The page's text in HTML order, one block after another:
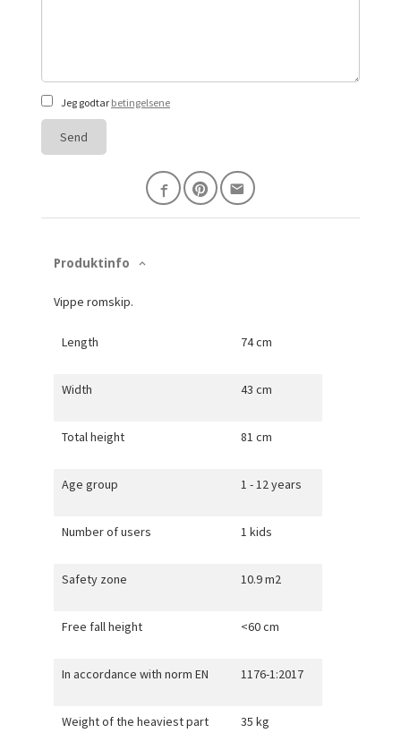
Jeg godtar betingelsene
Send
Produktinfo
Vippe romskip.
Length 74 cm
Width 43 cm
Total height 81 cm
Age group 1 - 12 years
Number of users 1 kids
Safety zone 10.9 m2
Free fall height <60 cm
In accordance with norm EN 1176-1:2017
Weight of the heaviest part 35 kg